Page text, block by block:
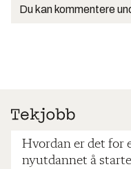
Du kan kommentere
Hvordan er det for
nyutdannet å